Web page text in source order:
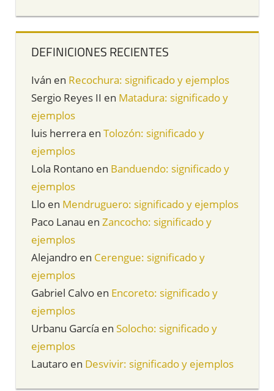
DEFINICIONES RECIENTES
Iván en Recochura: significado y ejemplos
Sergio Reyes II en Matadura: significado y
ejemplos
luis herrera en Tolozón: significado y
ejemplos
Lola Rontano en Banduendo: significado y
ejemplos
Llo en Mendruguero: significado y ejemplos
Paco Lanau en Zancocho: significado y
ejemplos
Alejandro en Cerengue: significado y
ejemplos
Gabriel Calvo en Encoreto: significado y
ejemplos
Urbanu García en Solocho: significado y
ejemplos
Lautaro en Desvivir: significado y ejemplos